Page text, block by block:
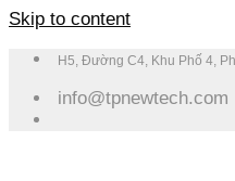
Skip to content
H5, Đường C4, Khu Phố 4,
info@tpnewtech.com